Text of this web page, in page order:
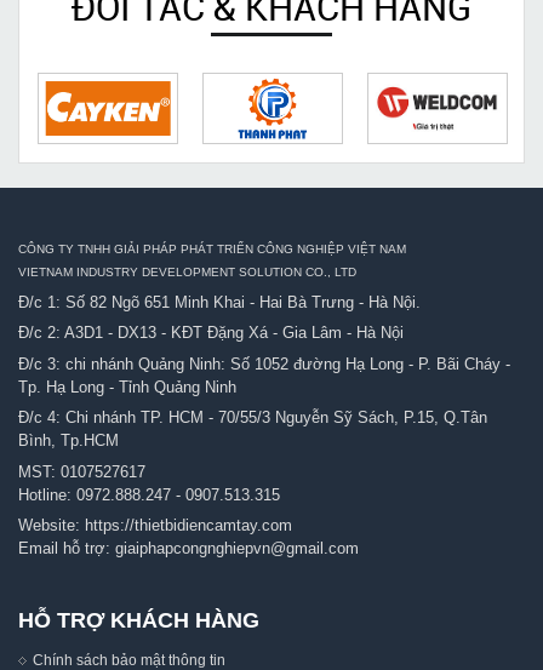
CÔNG TY TNHH GIẢI PHÁP PHÁT TRIỂN CÔNG NGHIỆP VIỆT NAM
VIETNAM INDUSTRY DEVELOPMENT SOLUTION CO., LTD
Đ/c 1: Số 82 Ngõ 651 Minh Khai - Hai Bà Trưng - Hà Nội.
Đ/c 2: A3D1 - DX13 - KĐT Đặng Xá - Gia Lâm - Hà Nội
Đ/c 3: chi nhánh Quảng Ninh: Số 1052 đường Hạ Long - P. Bãi Cháy -
Tp. Hạ Long - Tỉnh Quảng Ninh
Đ/c 4: Chi nhánh TP. HCM - 70/55/3 Nguyễn Sỹ Sách, P.15, Q.Tân
Bình, Tp.HCM
MST: 0107527617
Hotline: 0972.888.247 - 0907.513.315
Website: https://thietbidiencamtay.com
Email hỗ trợ: giaiphapcongnghiepvn@gmail.com
HỖ TRỢ KHÁCH HÀNG
Chính sách bảo mật thông tin